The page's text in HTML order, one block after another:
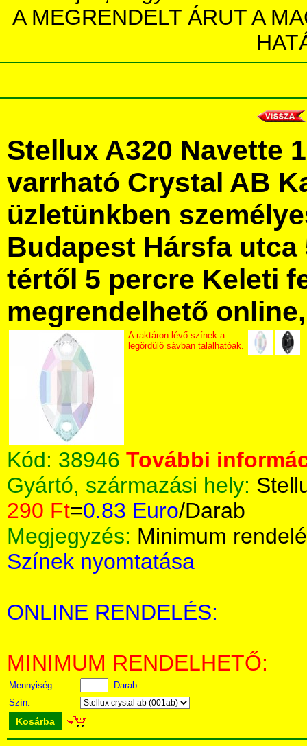
A MEGRENDELT ÁRUT A
Stellux A320 Navette
varrható Crystal AB
üzletünkben
Budapest Hársfa utca
tértől 5 percre Keleti
megrendelhető
A raktáron lévő színek a
legördülő sávban találhatóak.
Kód: 38946 További
Gyártó, származási hely:
290 Ft=0.83 Euro/Darab
Megjegyzés: Minimum
Színek nyomtatása
ONLINE RENDELÉS:
MINIMUM RENDELHETŐ:
Mennyiség:
Darab
Szín:
Kosárba